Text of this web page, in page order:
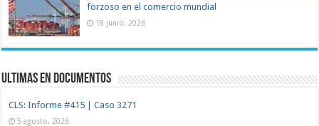
forzoso en el comercio mundial
18 junio, 2026
Ultimas en documentos
CLS: Informe #415 | Caso 3271
5 agosto, 2026